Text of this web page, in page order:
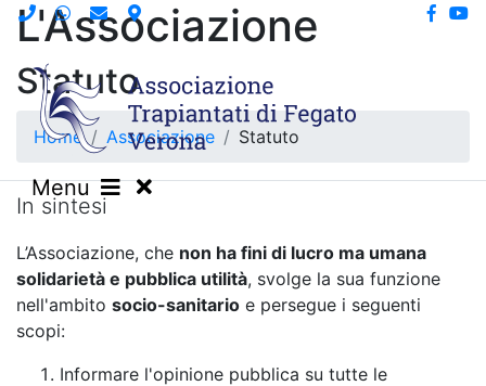
Menu
L'Associazione
Statuto
Home Associazione Statuto
In sintesi
L’Associazione, che non ha fini di lucro ma umana
solidarietà e pubblica utilità, svolge la sua funzione
nell'ambito socio-sanitario e persegue i seguenti
scopi:
Informare l'opinione pubblica su tutte le